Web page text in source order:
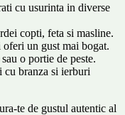
cu usurinta in diverse
copti, feta si masline.
un gust mai bogat.
o portie de peste.
cu branza si ierburi
te de gustul autentic al